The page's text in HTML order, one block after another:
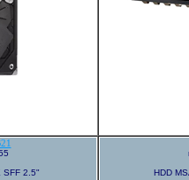
SFF 2.5"
HDD